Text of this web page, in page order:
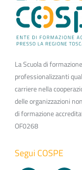
La Scuola di
professionalizzanti
carriere nella
delle organizzazioni
di formazione
OF0268
Segui COSPE